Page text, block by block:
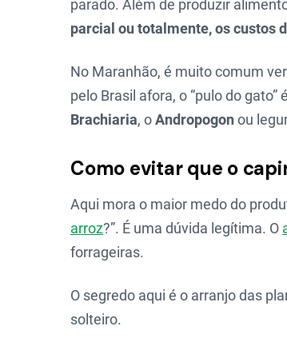
parado. Além de produzir
parcial ou totalmente, os custos
No Maranhão, é muito comum
pelo Brasil afora, o “pulo do gato”
Brachiaria, oAndropogon ou
Como evitar que o
Aqui mora o maior medo do
arroz?”. É uma dúvida legítima. O
forrageiras.
O segredo aqui é o arranjo das
solteiro.